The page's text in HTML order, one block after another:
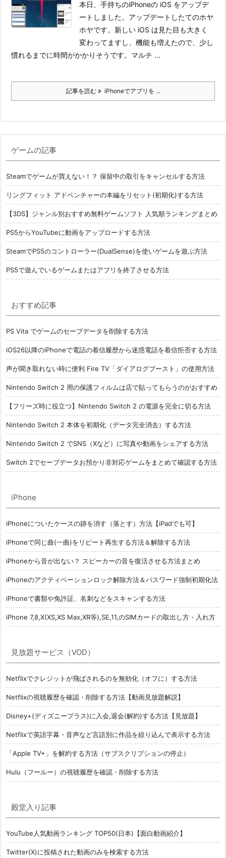
本日、手持ちのiPhoneの iOS をアップデ
ートしました。アップデートしたてのホヤ
ホヤです。 新しい iOS は見た目も大きく
変わってますし、機能も増えたので、少し
慣れるまでに時間がかかりそうです。 マルチ ...
記事を読む iPhoneでアプリを ...
ゲームの記事
Steamでゲームが買えない！？ 保留中の取引をキャンセルする方法
リングフィット アドベンチャーの本編をリセット(初期化)する方法
【3DS】ジャンル別おすすめ無料ゲームソフト 人気順ランキングまとめ
PS5からYouTubeに動画をアップロードする方法
SteamでPS5のコントローラー(DualSense)を使いゲームを遊ぶ方法
PS5で遊んでいるゲームまたはアプリを終了させる方法
おすすめ記事
PS Vita でゲームのセーブデータを削除する方法
iOS26以降のiPhoneで電話の着信履歴から迷惑電話を着信拒否する方法
声が聞き取れない時に便利 Fire TV「ダイアログブースト」の使用方法
Nintendo Switch 2 用の保護フィルムは店で貼ってもらうのがおすすめ
【フリーズ時に役立つ】Nintendo Switch 2 の電源を完全に切る方法
Nintendo Switch 2 本体を初期化（データ完全消去）する方法
Nintendo Switch 2 でSNS（Xなど）に写真や動画をシェアする方法
Switch 2でセーブデータお預かり非対応ゲームをまとめて確認する方法
iPhone
iPhoneについたケースの跡を消す（落とす）方法【iPadでも可】
iPhoneで同じ曲(一曲)をリピート再生する方法＆解除する方法
iPhoneから音が出ない？ スピーカーの音を復活させる方法まとめ
iPhoneのアクティベーションロック解除方法＆パスワード強制初期化法
iPhoneで書類や免許証、名刺などをスキャンする方法
iPhone 7,8,X(XS,XS Max,XR等),SE,11,のSIMカードの取出し方・入れ方
見放題サービス（VOD）
Netflixでクレジットが飛ばされるのを無効化（オフに）する方法
Netflixの視聴履歴を確認・削除する方法【動画見放題解説】
Disney+(ディズニープラス)に入会,退会(解約)する方法【見放題】
Netflixで英語字幕・音声など言語別に作品を絞り込んで表示する方法
「Apple TV+」を解約する方法（サブスクリプションの停止）
Hulu（フールー）の視聴履歴を確認・削除する方法
殿堂入り記事
YouTube人気動画ランキング TOP50(日本)【面白動画紹介】
Twitter(X)に投稿された動画のみを検索する方法